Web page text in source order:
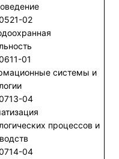
02
01
системы и
04
процессов и
04